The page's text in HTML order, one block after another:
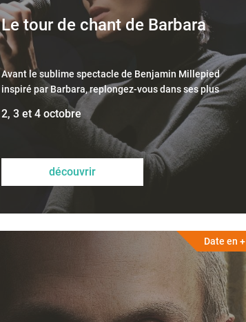
Le tour de chant de Barbara
Avant le sublime spectacle de Benjamin Millepied
inspiré par Barbara, replongez-vous dans ses plus
belles compositions !
2, 3 et 4 octobre
découvrir
Date en +